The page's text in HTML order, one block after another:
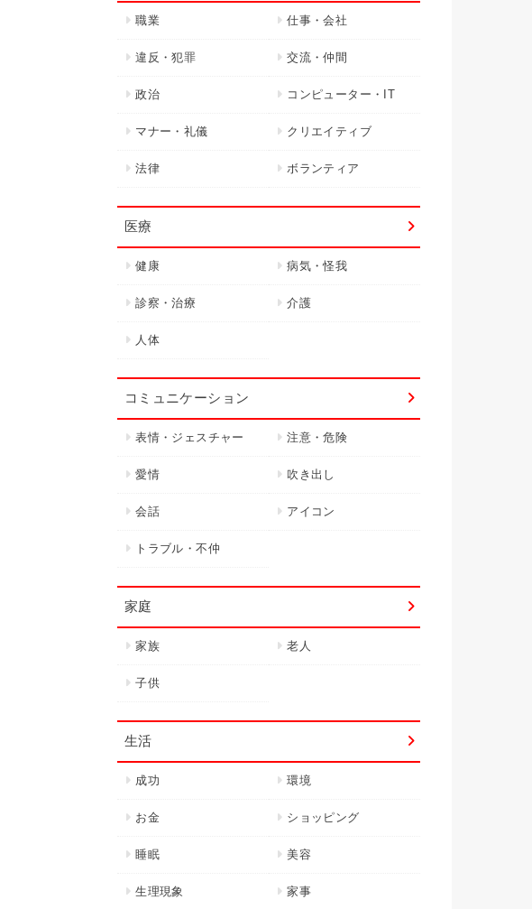
職業 仕事・会社
違反・犯罪 交流・仲間
政治 コンピューター・IT
マナー・礼儀 クリエイティブ
法律 ボランティア
医療
健康 病気・怪我
診察・治療 介護
人体
コミュニケーション
表情・ジェスチャー 注意・危険
愛情 吹き出し
会話 アイコン
トラブル・不仲
家庭
家族 老人
子供
生活
成功 環境
お金 ショッピング
睡眠 美容
生理現象 家事